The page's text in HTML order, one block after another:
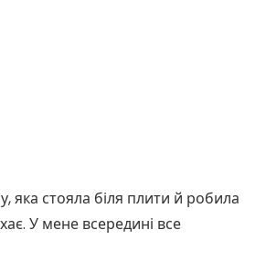
яка стояла біля плити й робила
У мене всередині все